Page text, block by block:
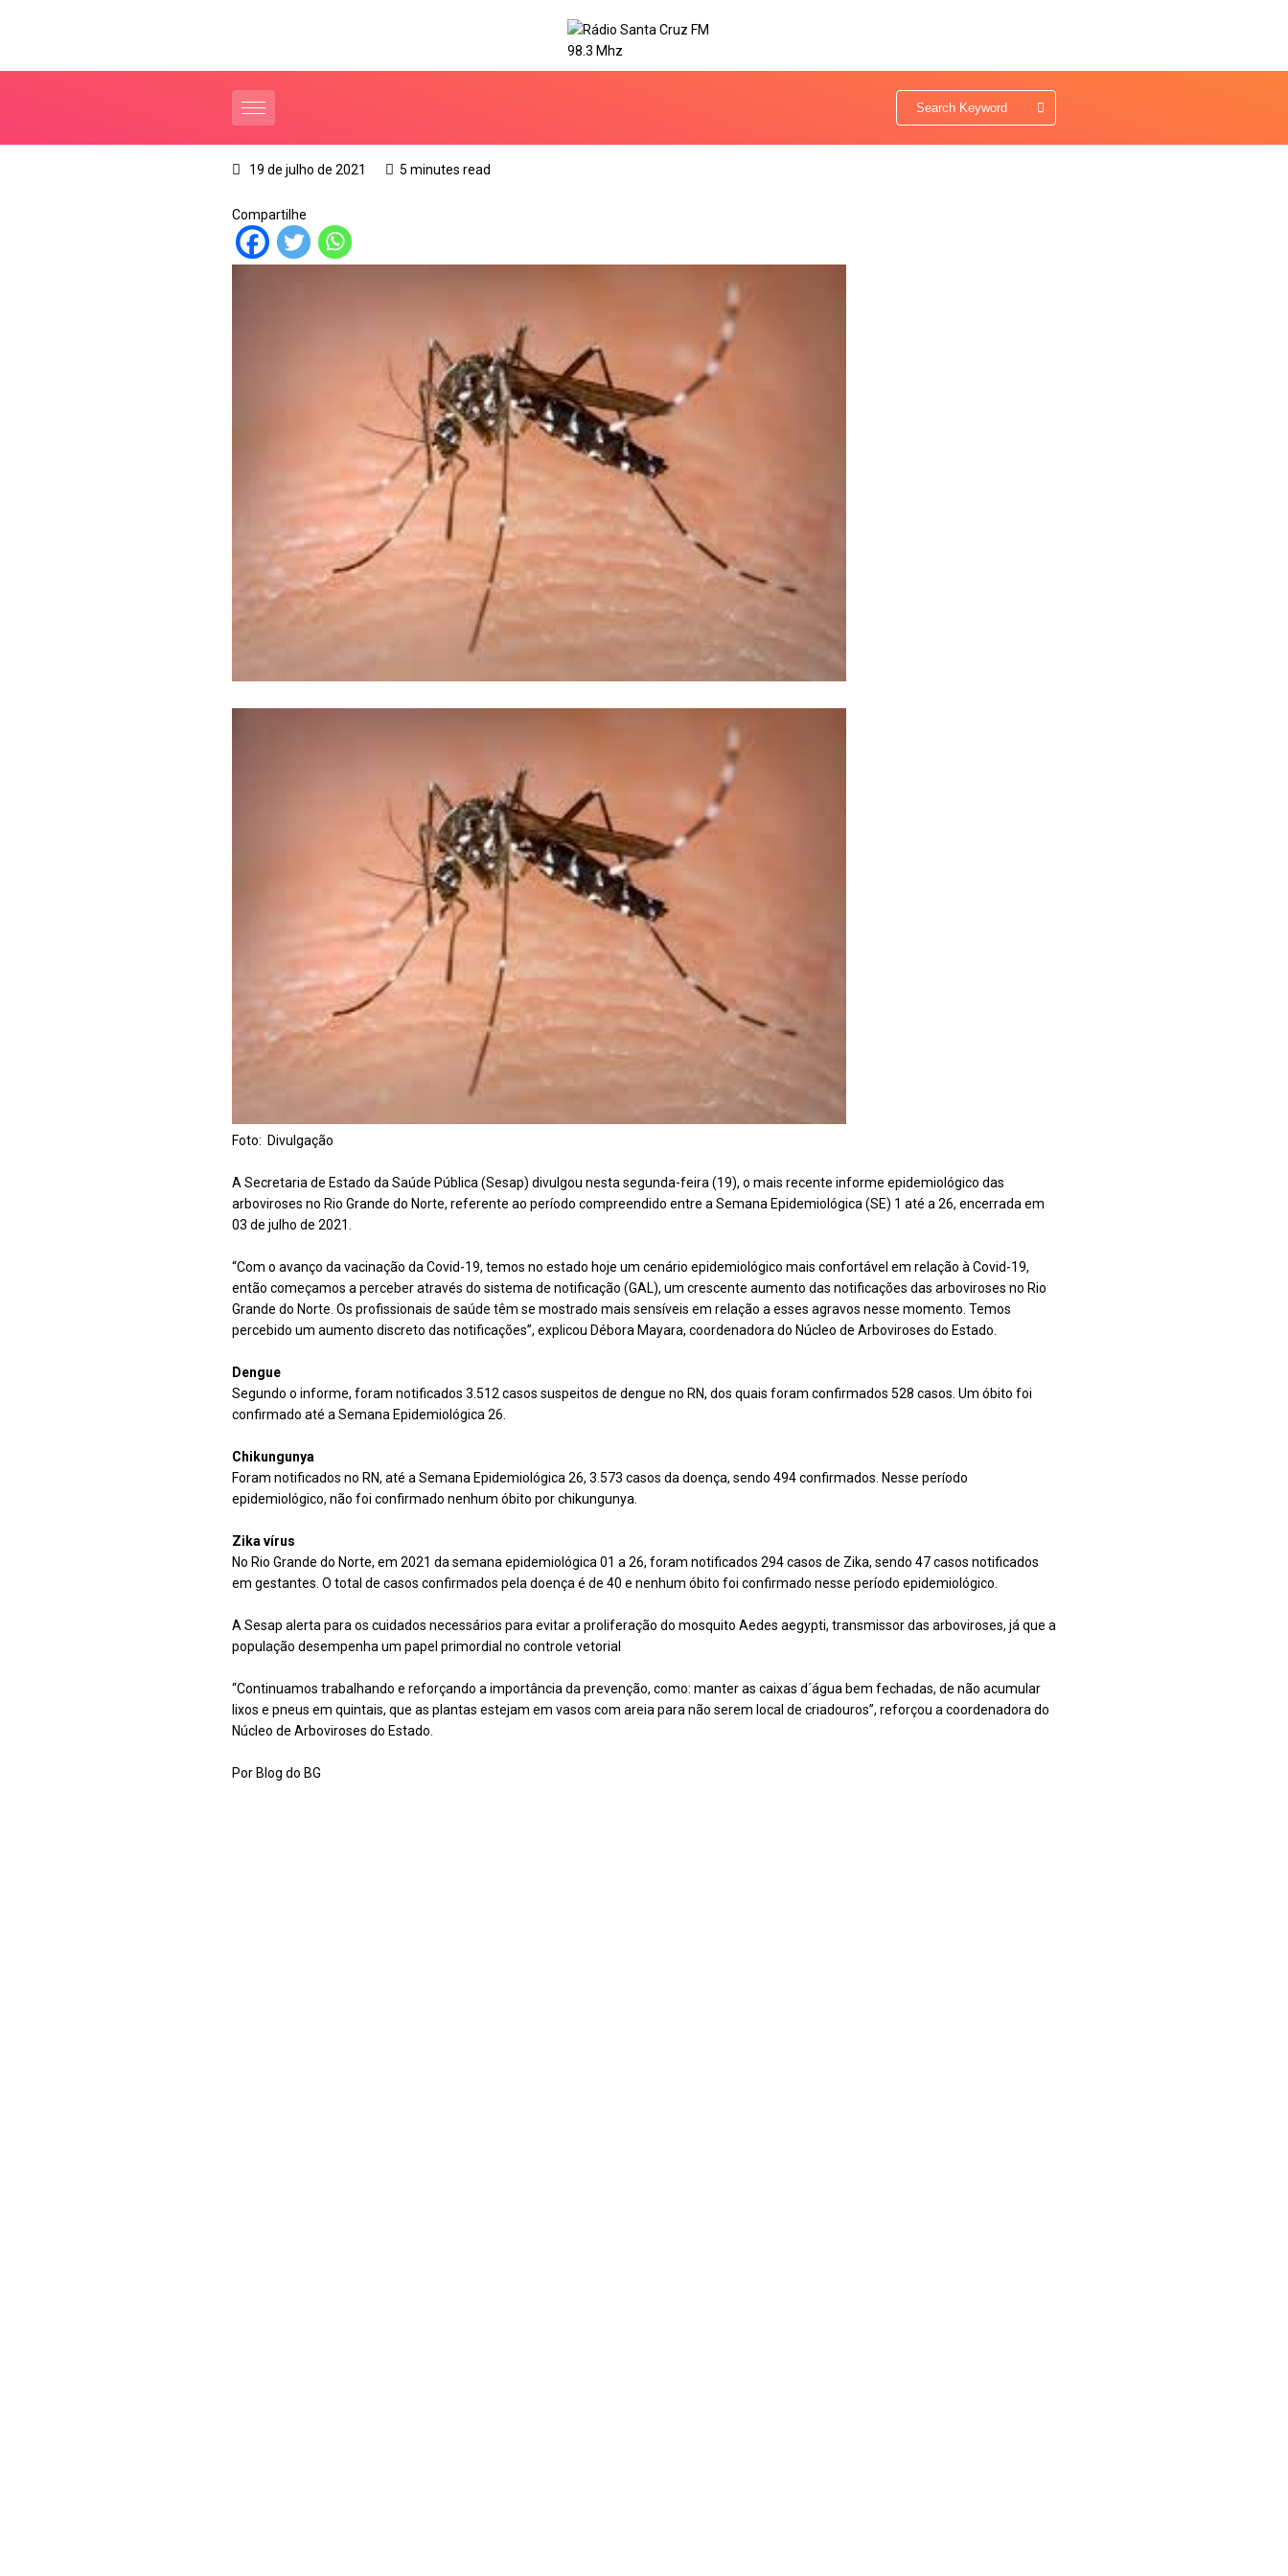
19 de julho de 2021 5 minutes read
Compartilhe
Foto: Divulgação
A Secretaria de Estado da Saúde Pública (Sesap) divulgou nesta segunda-feira (19), o mais recente informe epidemiológico das
arboviroses no Rio Grande do Norte, referente ao período compreendido entre a Semana Epidemiológica (SE) 1 até a 26, encerrada em
03 de julho de 2021.
“Com o avanço da vacinação da Covid-19, temos no estado hoje um cenário epidemiológico mais confortável em relação à Covid-19,
então começamos a perceber através do sistema de notificação (GAL), um crescente aumento das notificações das arboviroses no Rio
Grande do Norte. Os profissionais de saúde têm se mostrado mais sensíveis em relação a esses agravos nesse momento. Temos
percebido um aumento discreto das notificações”, explicou Débora Mayara, coordenadora do Núcleo de Arboviroses do Estado.
Dengue
Segundo o informe, foram notificados 3.512 casos suspeitos de dengue no RN, dos quais foram confirmados 528 casos. Um óbito foi
confirmado até a Semana Epidemiológica 26.
Chikungunya
Foram notificados no RN, até a Semana Epidemiológica 26, 3.573 casos da doença, sendo 494 confirmados. Nesse período
epidemiológico, não foi confirmado nenhum óbito por chikungunya.
Zika vírus
No Rio Grande do Norte, em 2021 da semana epidemiológica 01 a 26, foram notificados 294 casos de Zika, sendo 47 casos notificados
em gestantes. O total de casos confirmados pela doença é de 40 e nenhum óbito foi confirmado nesse período epidemiológico.
A Sesap alerta para os cuidados necessários para evitar a proliferação do mosquito Aedes aegypti, transmissor das arboviroses, já que a
população desempenha um papel primordial no controle vetorial
“Continuamos trabalhando e reforçando a importância da prevenção, como: manter as caixas d´água bem fechadas, de não acumular
lixos e pneus em quintais, que as plantas estejam em vasos com areia para não serem local de criadouros”, reforçou a coordenadora do
Núcleo de Arboviroses do Estado.
Por Blog do BG